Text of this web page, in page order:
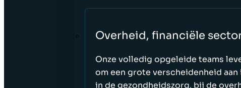
Overheid, financiële
Onze volledig opgeleide teams
om een grote verscheidenheid
in de gezondheidszorg, bij de